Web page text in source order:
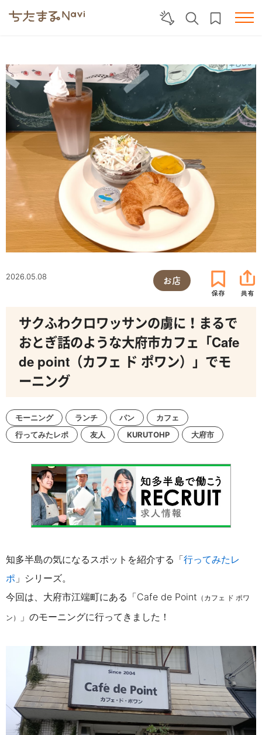
2026.05.08 お店
サクふわクロワッサンの虜に！まるで
おとぎ話のような大府市カフェ「Cafe
de point（カフェ ド ポワン）」でモ
ーニング
モーニング ランチ パン
カフェ
行ってみたレポ
友人 KURUTOHP 大府市
知多半島の気になるスポットを紹介する「行ってみたレ
ポ 」シリーズ。
今回は、大府市江端町にある「Cafe de Point （カフェ ド ポワ
ン） 」のモーニングに行ってきました！